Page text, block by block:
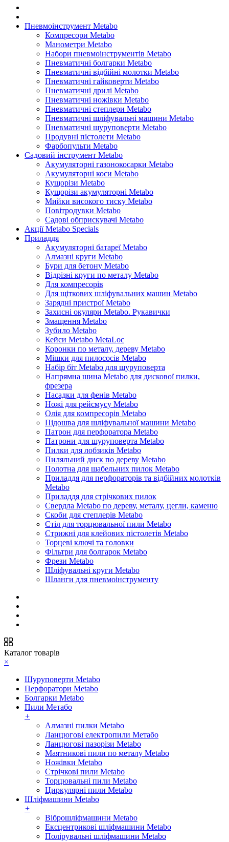
Пневмоінструмент Metabo
Компресори Metabo
Манометри Metabo
Набори пневмоінструментів Metabo
Пневматичні болгарки Metabo
Пневматичні відбійні молотки Metabo
Пневматичні гайковерти Metabo
Пневматичні дрилі Metabo
Пневматичні ножівки Metabo
Пневматичні степлери Metabo
Пневматичні шліфувальні машини Metabo
Пневматичні шуруповерти Metabo
Продувні пістолети Metabo
Фарбопульти Metabo
Садовий інструмент Metabo
Акумуляторні газонокосарки Metabo
Акумуляторні коси Metabo
Кущорізи Metabo
Кущорізи акумуляторні Metabo
Мийки високого тиску Metabo
Повітродувки Metabo
Садові обприскувачі Metabo
Акції Metabo Specials
Приладдя
Акумуляторні батареї Metabo
Алмазні круги Metabo
Бури для бетону Metabo
Відрізні круги по металу Metabo
Для компресорів
Для щіткових шліфувальних машин Metabo
Зарядні пристрої Metabo
Захисні окуляри Metabo. Рукавички
Змащення Metabo
Зубило Metabo
Кейси Metabo MetaLoc
Коронки по металу, дереву Metabo
Мішки для пилососів Metabo
Набір біт Metabo для шуруповерта
Напрямна шина Metabo для дискової пилки,
фрезера
Насадки для фенів Metabo
Ножі для рейсмусу Metabo
Олія для компресорів Metabo
Підошва для шліфувальної машини Metabo
Патрон для перфоратора Metabo
Патрони для шуруповерта Metabo
Пилки для лобзиків Metabo
Пиляльний диск по дереву Metabo
Полотна для шабельних пилок Metabo
Приладдя для перфораторів та відбійних молотків
Metabo
Приладдя для стрічкових пилок
Свердла Metabo по дереву, металу, цегли, каменю
Скоби для степлерів Metabo
Стіл для торцювальної пили Metabo
Стрижні для клейових пістолетів Metabo
Торцеві ключі та головки
Фільтри для болгарок Metabo
Фрези Metabo
Шліфувальні круги Metabo
Шланги для пневмоінструменту
Каталог товарів
×
Шуруповерти Metabo
Перфоратори Metabo
Болгарки Metabo
Пили Метабо
+
Алмазні пилки Metabo
Ланцюгові електропили Метабо
Ланцюгові пазорізи Metabo
Маятникові пили по металу Metabo
Ножівки Metabo
Стрічкові пили Metabo
Торцювальні пили Metabo
Циркулярні пили Metabo
Шліфмашини Metabo
+
Віброшліфмашини Metabo
Ексцентрикові шліфмашини Metabo
Полірувальні шліфмашини Metabo